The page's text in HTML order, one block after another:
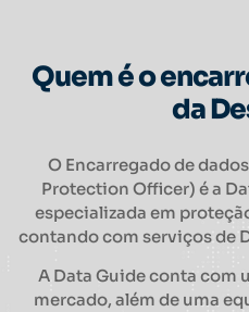
Quem é o
da
O Encarregado de
Protection Officer) é a
especializada em
contando com serviços de
A Data Guide conta com
mercado, além de uma